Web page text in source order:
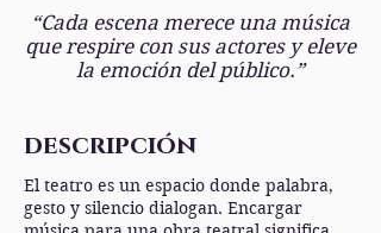
“Cada escena merece una música
que respire con sus actores y eleve
la emoción del público.”
descripción
El teatro es un espacio donde palabra,
gesto y silencio dialogan. Encargar